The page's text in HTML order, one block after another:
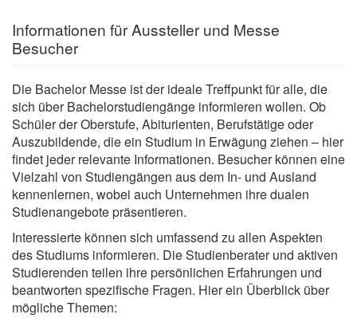
Informationen für Aussteller und Messe
Besucher
Die Bachelor Messe ist der ideale Treffpunkt für alle, die
sich über Bachelorstudiengänge informieren wollen. Ob
Schüler der Oberstufe, Abiturienten, Berufstätige oder
Auszubildende, die ein Studium in Erwägung ziehen – hier
findet jeder relevante Informationen. Besucher können eine
Vielzahl von Studiengängen aus dem In- und Ausland
kennenlernen, wobei auch Unternehmen ihre dualen
Studienangebote präsentieren.
Interessierte können sich umfassend zu allen Aspekten
des Studiums informieren. Die Studienberater und aktiven
Studierenden teilen ihre persönlichen Erfahrungen und
beantworten spezifische Fragen. Hier ein Überblick über
mögliche Themen: